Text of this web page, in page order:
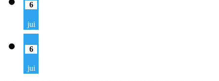
6
jui
6
jui